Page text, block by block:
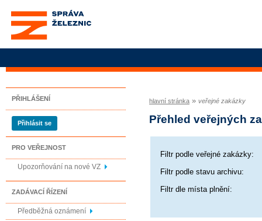
Správa železnic, státní
organizace
PŘIHLÁŠENÍ
Přihlásit se
PRO VEŘEJNOST
Upozorňování na nové VZ
ZADÁVACÍ ŘÍZENÍ
Předběžná oznámení
hlavní stránka » veřejné zakázky
Přehled veřejných
Filtr podle veřejné zakázky:
Filtr podle stavu archivu:
Filtr dle místa plnění: